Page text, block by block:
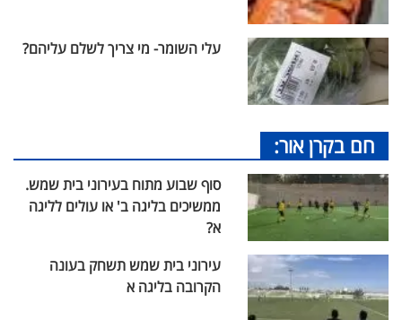
עלי השומר- מי צריך לשלם עליהם?
חם בקרן אור:
סוף שבוע מתוח בעירוני בית שמש.
ממשיכים בליגה ב' או עולים לליגה
א?
עירוני בית שמש תשחק בעונה
הקרובה בליגה א